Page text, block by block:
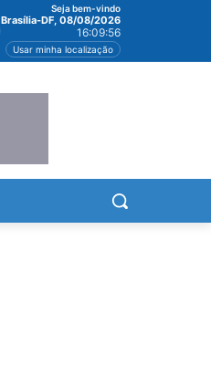
Seja bem-vindo
Brasília-DF, 08/08/2026
16:09:58
Usar minha localização